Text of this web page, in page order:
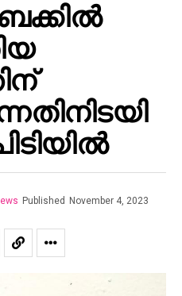
Published November 4, 2023